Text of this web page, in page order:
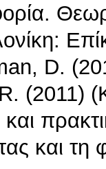
D.
(2011)
και